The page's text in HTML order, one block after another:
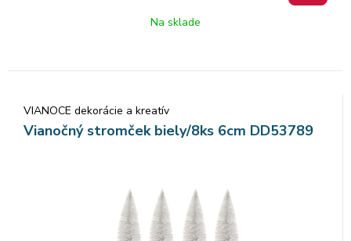
Na sklade
VIANOCE dekorácie a kreatív
Vianočný stromček biely/8ks 6cm DD53789